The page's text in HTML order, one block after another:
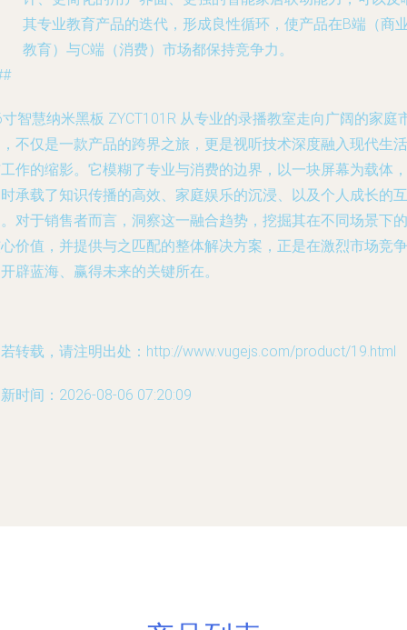
其专业教育产品的迭代，形成良性循环，使产品在B端（商
教育）与C端（消费）市场都保持竞争力。
智慧纳米黑板 ZYCT101R 从专业的录播教室走向广阔的家庭
不仅是一款产品的跨界之旅，更是视听技术深度融入现代生活
作的缩影。它模糊了专业与消费的边界，以一块屏幕为载体，
承载了知识传播的高效、家庭娱乐的沉浸、以及个人成长的互
对于销售者而言，洞察这一融合趋势，挖掘其在不同场景下的
价值，并提供与之匹配的整体解决方案，正是在激烈市场竞争
辟蓝海、赢得未来的关键所在。
转载，请注明出处：http://www.vugejs.com/product/19.html
时间：2026-08-06 07:20:09